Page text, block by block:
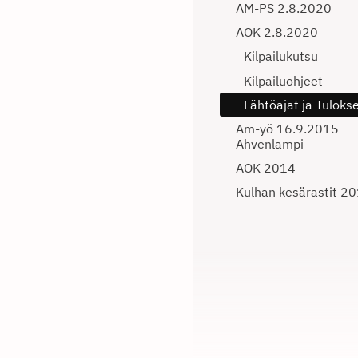
AM-PS 2.8.2020
AOK 2.8.2020
Kilpailukutsu
Kilpailuohjeet
Lähtöajat ja
Am-yö 16.9.2015
Ahvenlampi
AOK 2014
Kulhan kesärastit